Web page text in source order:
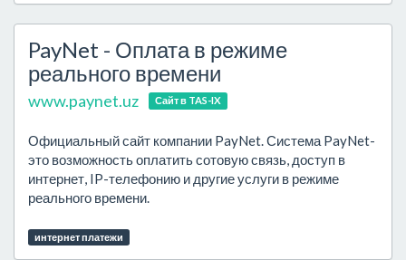
PayNet - Оплата в режиме
реального времени
www.paynet.uz Сайт в TAS-IX
Официальный сайт компании PayNet. Система PayNet-
это возможность оплатить сотовую связь, доступ в
интернет, IP-телефонию и другие услуги в режиме
реального времени.
интернет платежи